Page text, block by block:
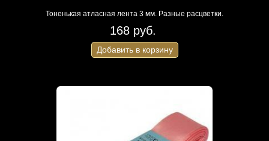
Тоненькая атласная лента 3 мм. Разные расцветки.
168 руб.
Добавить в корзину